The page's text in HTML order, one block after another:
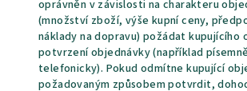
oprávněn v závislosti na charakteru
(množství zboží, výše kupní ceny,
náklady na dopravu) požádat kupujícího
potvrzení objednávky (například
telefonicky). Pokud odmítne kupující
požadovaným způsobem potvrdit,